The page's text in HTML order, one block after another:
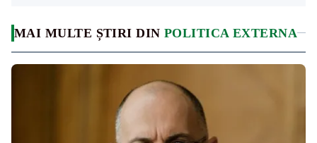
MAI MULTE ȘTIRI DIN POLITICA EXTERNA